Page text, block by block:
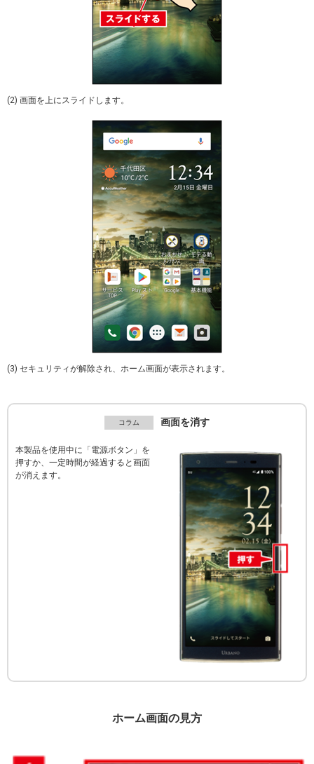
(2) 画面を上にスライドします。
(3) セキュリティが解除され、ホーム画面が表示されます。
画面を消す
本製品を使用中に「電源ボタン」を
押すか、一定時間が経過すると画面
が消えます。
ホーム画面の見方